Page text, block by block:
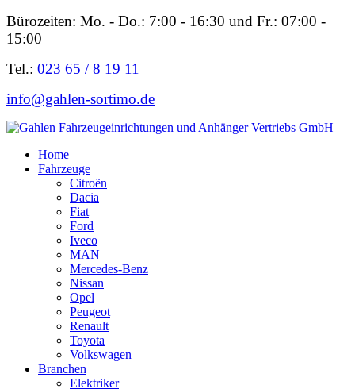
Bürozeiten: Mo. - Do.: 7:00 - 16:30 und Fr.: 07:00 -
15:00
Tel.: 023 65 / 8 19 11
info@gahlen-sortimo.de
Home
Fahrzeuge
Citroën
Dacia
Fiat
Ford
Iveco
MAN
Mercedes-Benz
Nissan
Opel
Peugeot
Renault
Toyota
Volkswagen
Branchen
Elektriker